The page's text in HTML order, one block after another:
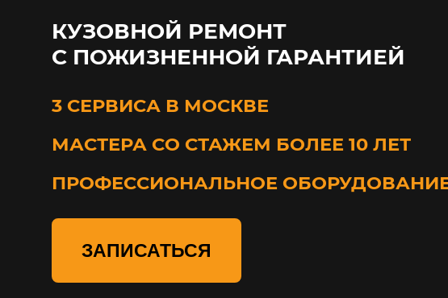
КУЗОВНОЙ РЕМОНТ
С ПОЖИЗНЕННОЙ ГАРАНТИЕЙ
3 СЕРВИСА В МОСКВЕ
МАСТЕРА СО СТАЖЕМ БОЛЕЕ 10 ЛЕТ
ПРОФЕССИОНАЛЬНОЕ
ЗАПИСАТЬСЯ